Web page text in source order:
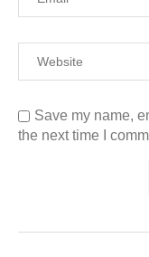
Save my name,
the next time I